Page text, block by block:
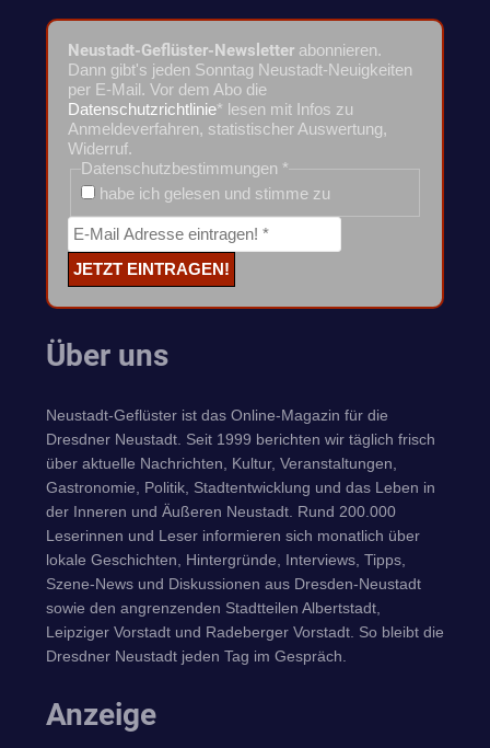
Neustadt-Geflüster-Newsletter abonnieren.
Dann gibt's jeden Sonntag Neustadt-Neuigkeiten
per E-Mail. Vor dem Abo die
Datenschutzrichtlinie* lesen mit Infos zu
Anmeldeverfahren, statistischer Auswertung,
Widerruf.
Datenschutzbestimmungen *
habe ich gelesen und stimme zu
Über uns
Neustadt-Geflüster ist das Online-Magazin für die
Dresdner Neustadt. Seit 1999 berichten wir täglich frisch
über aktuelle Nachrichten, Kultur, Veranstaltungen,
Gastronomie, Politik, Stadtentwicklung und das Leben in
der Inneren und Äußeren Neustadt. Rund 200.000
Leserinnen und Leser informieren sich monatlich über
lokale Geschichten, Hintergründe, Interviews, Tipps,
Szene-News und Diskussionen aus Dresden-Neustadt
sowie den angrenzenden Stadtteilen Albertstadt,
Leipziger Vorstadt und Radeberger Vorstadt. So bleibt die
Dresdner Neustadt jeden Tag im Gespräch.
Anzeige